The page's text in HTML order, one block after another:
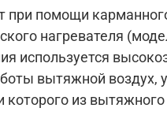
обслуживании
при помощи
нагревателя
используется
вытяжной
из